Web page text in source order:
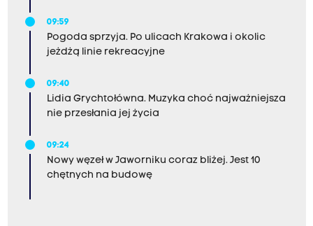
09:59
Pogoda sprzyja. Po ulicach Krakowa i okolic
jeżdżą linie rekreacyjne
09:40
Lidia Grychtołówna. Muzyka choć najważniejsza
nie przesłania jej życia
09:24
Nowy węzeł w Jaworniku coraz bliżej. Jest 10
chętnych na budowę